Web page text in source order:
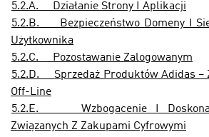
5.2.A.
Działanie Strony I Aplikacji
5.2.B.
Bezpieczeństwo Domeny I
Użytkownika
5.2.C.
Pozostawanie Zalogowanym
5.2.D.
Sprzedaż Produktów Adidas –
Off-Line
5.2.E.
Wzbogacenie I
Związanych Z Zakupami Cyfrowymi